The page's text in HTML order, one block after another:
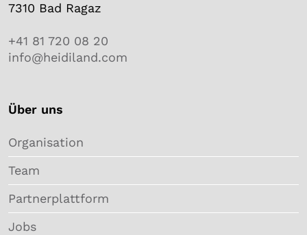
7310 Bad Ragaz
+41 81 720 08 20
info@heidiland.com
Über uns
Organisation
Team
Partnerplattform
Jobs